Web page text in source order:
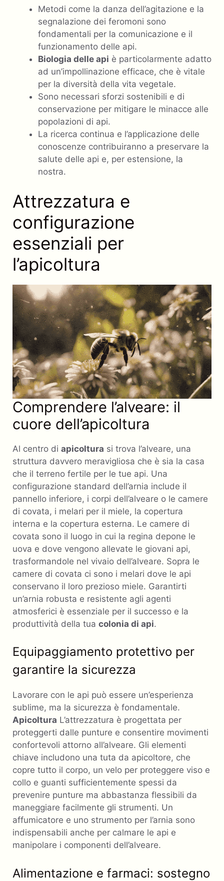
Metodi come la danza dell’agitazione e la
segnalazione dei feromoni sono
fondamentali per la comunicazione e il
funzionamento delle api.
Biologia delle api è particolarmente adatto
ad un’impollinazione efficace, che è vitale
per la diversità della vita vegetale.
Sono necessari sforzi sostenibili e di
conservazione per mitigare le minacce alle
popolazioni di api.
La ricerca continua e l’applicazione delle
conoscenze contribuiranno a preservare la
salute delle api e, per estensione, la
nostra.
Attrezzatura e
configurazione
essenziali per
l’apicoltura
Comprendere l’alveare: il
cuore dell’apicoltura
Al centro di apicoltura si trova l’alveare, una
struttura davvero meravigliosa che è sia la casa
che il terreno fertile per le tue api. Una
configurazione standard dell’arnia include il
pannello inferiore, i corpi dell’alveare o le camere
di covata, i melari per il miele, la copertura
interna e la copertura esterna. Le camere di
covata sono il luogo in cui la regina depone le
uova e dove vengono allevate le giovani api,
trasformandole nel vivaio dell’alveare. Sopra le
camere di covata ci sono i melari dove le api
conservano il loro prezioso miele. Garantirti
un’arnia robusta e resistente agli agenti
atmosferici è essenziale per il successo e la
produttività della tua colonia di api.
Equipaggiamento protettivo per
garantire la sicurezza
Lavorare con le api può essere un’esperienza
sublime, ma la sicurezza è fondamentale.
Apicoltura L’attrezzatura è progettata per
proteggerti dalle punture e consentire movimenti
confortevoli attorno all’alveare. Gli elementi
chiave includono una tuta da apicoltore, che
copre tutto il corpo, un velo per proteggere viso e
collo e guanti sufficientemente spessi da
prevenire punture ma abbastanza flessibili da
maneggiare facilmente gli strumenti. Un
affumicatore e uno strumento per l’arnia sono
indispensabili anche per calmare le api e
manipolare i componenti dell’alveare.
Alimentazione e farmaci: sostegno